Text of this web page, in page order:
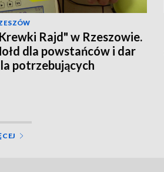
Rajd" w Rzeszowie.
dla powstańców i dar
potrzebujących